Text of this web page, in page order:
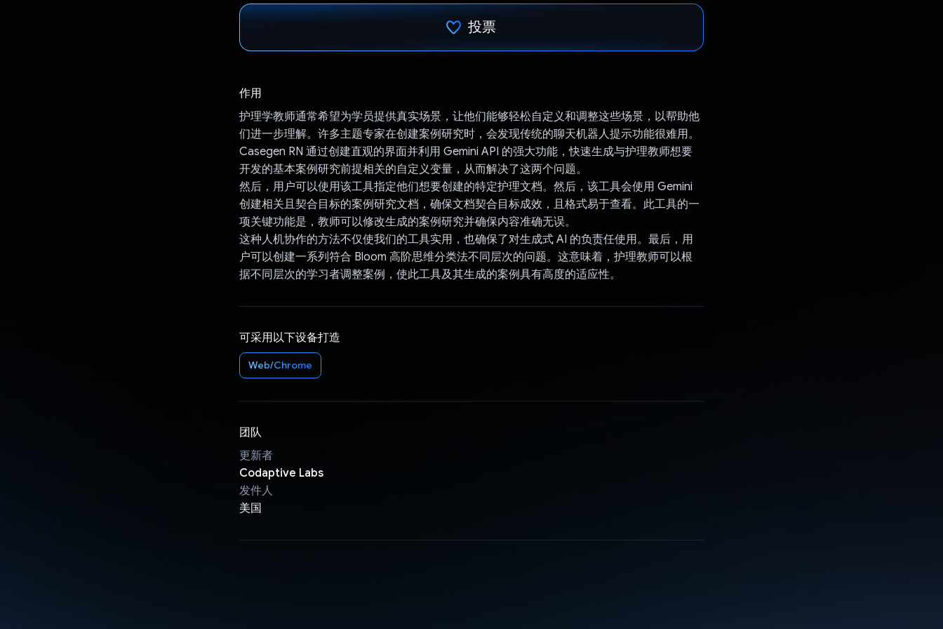
投票
作用
护理学教师通常希望为学员提供真实场景，让他们能够轻松自定义和调整这些场景，以帮助他
们进一步理解。许多主题专家在创建案例研究时，会发现传统的聊天机器人提示功能很难用。
Casegen RN 通过创建直观的界面并利用 Gemini API 的强大功能，快速生成与护理教师想要
开发的基本案例研究前提相关的自定义变量，从而解决了这两个问题。
然后，用户可以使用该工具指定他们想要创建的特定护理文档。然后，该工具会使用 Gemini
创建相关且契合目标的案例研究文档，确保文档契合目标成效，且格式易于查看。此工具的一
项关键功能是，教师可以修改生成的案例研究并确保内容准确无误。
这种人机协作的方法不仅使我们的工具实用，也确保了对生成式 AI 的负责任使用。最后，用
户可以创建一系列符合 Bloom 高阶思维分类法不同层次的问题。这意味着，护理教师可以根
据不同层次的学习者调整案例，使此工具及其生成的案例具有高度的适应性。
可采用以下设备打造
Web/Chrome
团队
更新者
Codaptive Labs
发件人
美国